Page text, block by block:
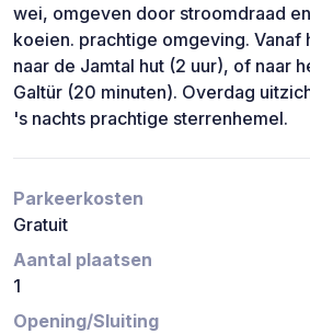
wei, omgeven door stroomdraad
koeien. prachtige omgeving. Vanaf
naar de Jamtal hut (2 uur), of naar
Galtür (20 minuten). Overdag
's nachts prachtige sterrenhemel.
Parkeerkosten
Gratuit
Aantal plaatsen
1
Opening/Sluiting